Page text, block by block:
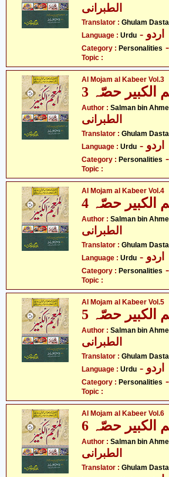
الطبرانی
Translator : Ghulam
Language : Urdu - اردو
Category : Personalities
Topic :
Al Mojam al Kabeer Vol.3
الکبیر حصّہ 3
Author : Salman bin
الطبرانی
Translator : Ghulam
Language : Urdu - اردو
Category : Personalities
Topic :
Al Mojam al Kabeer Vol.4
الکبیر حصّہ 4
Author : Salman bin
الطبرانی
Translator : Ghulam
Language : Urdu - اردو
Category : Personalities
Topic :
Al Mojam al Kabeer Vol.5
الکبیر حصّہ 5
Author : Salman bin
الطبرانی
Translator : Ghulam
Language : Urdu - اردو
Category : Personalities
Topic :
Al Mojam al Kabeer Vol.6
الکبیر حصّہ 6
Author : Salman bin
الطبرانی
Translator : Ghulam